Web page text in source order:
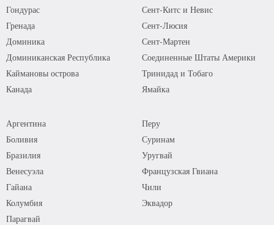
Гондурас
Гренада
Доминика
Доминиканская Республика
Каймановы острова
Канада
Сент-Китс и Невис
Сент-Люсия
Сент-Мартен
Соединенные Штаты Америки
Тринидад и Тобаго
Ямайка
Аргентина
Боливия
Бразилия
Венесуэла
Гайана
Колумбия
Парагвай
Перу
Суринам
Уругвай
Французская Гвиана
Чили
Эквадор